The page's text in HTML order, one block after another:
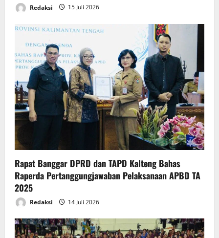
Redaksi 15 Juli 2026
Rapat Banggar DPRD dan TAPD Kalteng Bahas
Raperda Pertanggungjawaban Pelaksanaan APBD TA
2025
Redaksi 14 Juli 2026